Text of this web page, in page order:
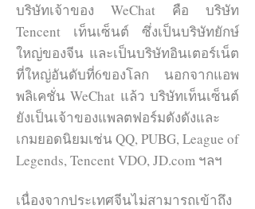
บุคคลของผู้ใช้เป็นหลัก จึงทำให้การก
ระจายข่าวสาร และเข้าถึงผู้ใช้ที่ไม่รู้จัก
กันเป็นเรื่องที่ยาก นอกจากวิธีที่บอกไป
เบื้องต้นเช่นการแชร์บทความ บริการ
ตั้งป้ายไว้หน้าร้านเพื่อให้คนสแกน อีก
หนึ่งวิธีที่ทำให้เข้าถึงกลุ่มลูกค้าเป้า
หมายได้อย่างรวดเร็วก็คือการโฆษณา
ผ่าน WeChat Moment วีแชทโมแมนต์
บริษัทเจ้าของ WeChat คือ บริษัท
Tencent เท็นเซ็นต์ ซึ่งเป็นบริษัทยักษ์
ใหญ่ของจีน และเป็นบริษัทอินเตอร์เน็ต
ที่ใหญ่อันดับที่6ของโลก นอกจากแอพ
พลิเคชั่น WeChat แล้ว บริษัทเท็นเซ็นต์
ยังเป็นเจ้าของแพลตฟอร์มดังดังและ
เกมยอดนิยมเช่น QQ, PUBG, League of
Legends, Tencent VDO, JD.com ฯลฯ
เนื่องจากประเทศจีนไม่สามารถเข้าถึง